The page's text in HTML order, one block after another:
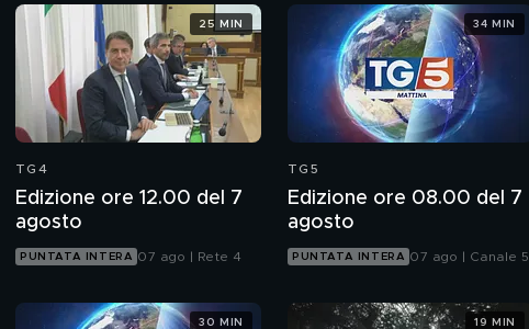
TG4
Edizione ore 12.00 del 7
agosto
PUNTATA INTERA 07 ago | Rete 4
25 MIN
TG5
Edizione ore 08.00 del 7
agosto
PUNTATA INTERA 07 ago | Canale 5
34 MIN
30 MIN 19 MIN